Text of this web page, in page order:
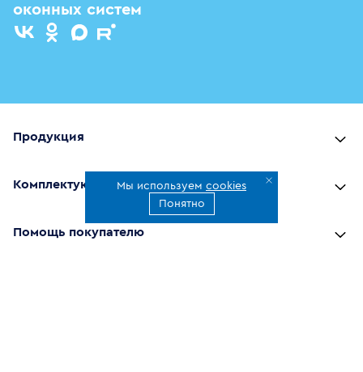
Мы используем cookies
Понятно
оконных систем
Продукция
Комплектующие
Помощь покупателю